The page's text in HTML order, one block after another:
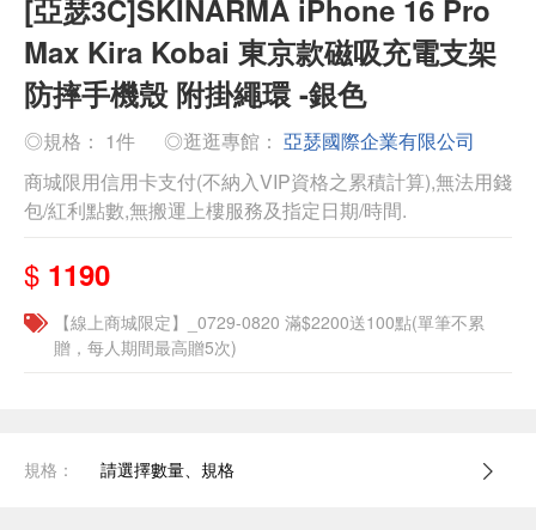
[亞瑟3C]SKINARMA iPhone 16 Pro
Max Kira Kobai 東京款磁吸充電支架
防摔手機殼 附掛繩環 -銀色
◎規格： 1件 ◎逛逛專館： 亞瑟國際企業有限公司
商城限用信用卡支付(不納入VIP資格之累積計算),無法用錢
包/紅利點數,無搬運上樓服務及指定日期/時間.
$ 1190
【線上商城限定】_0729-0820 滿$2200送100點(單筆不累
贈，每人期間最高贈5次)
規格： 請選擇數量、規格